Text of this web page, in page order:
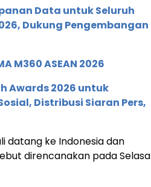
Data untuk Seluruh
Dukung Pengembangan
M360 ASEAN 2026
Awards 2026 untuk
Distribusi Siaran Pers,
datang ke Indonesia dan
direncanakan pada Selasa